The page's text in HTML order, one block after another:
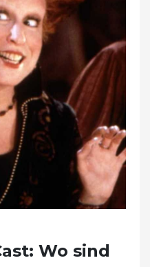
Wo sind